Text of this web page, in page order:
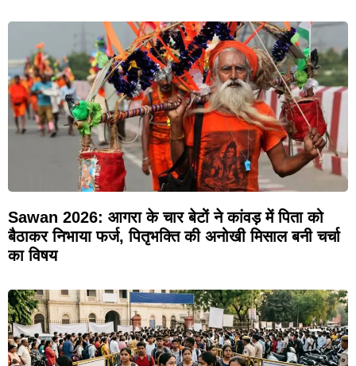
Sawan 2026: आगरा के चार बेटों ने कांवड़ में पिता को
बैठाकर निभाया फर्ज, पितृभक्ति की अनोखी मिसाल बनी चर्चा
का विषय